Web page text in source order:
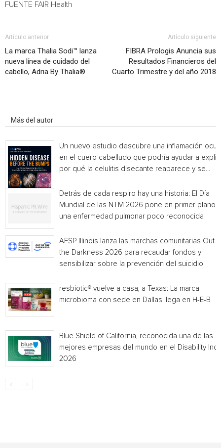
FUENTE FAIR Health
Artículo anterior
La marca Thalia Sodi™ lanza
nueva línea de cuidado del
cabello, Adria By Thalia®
Artículo siguiente
FIBRA Prologis Anuncia sus
Resultados Financieros del
Cuarto Trimestre y del año 2018
Más del autor
Un nuevo estudio descubre una inflamación
en el cuero cabelludo que podría ayudar a
por qué la celulitis disecante reaparece y se...
Detrás de cada respiro hay una historia: El Día
Mundial de las NTM 2026 pone en primer plano
una enfermedad pulmonar poco reconocida
AFSP Illinois lanza las marchas comunitarias Out
the Darkness 2026 para recaudar fondos y
sensibilizar sobre la prevención del suicidio
resbiotic® vuelve a casa, a Texas: La marca
microbioma con sede en Dallas llega en H-E-B
Blue Shield of California, reconocida una de las
mejores empresas del mundo en el Disability
2026